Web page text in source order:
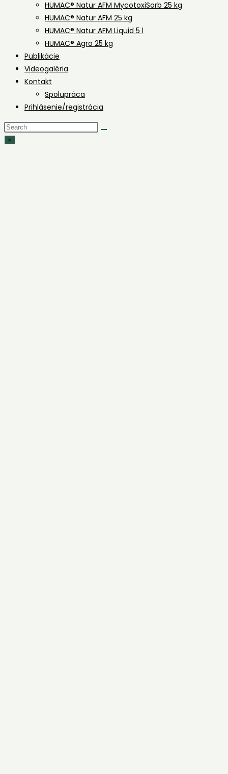
HUMAC® Natur AFM MycotoxiSorb 25 kg
HUMAC® Natur AFM 25 kg
HUMAC® Natur AFM Liquid 5 l
HUMAC® Agro 25 kg
Publikácie
Videogaléria
Kontakt
Spolupráca
Prihlásenie/registrácia
Search
this
×